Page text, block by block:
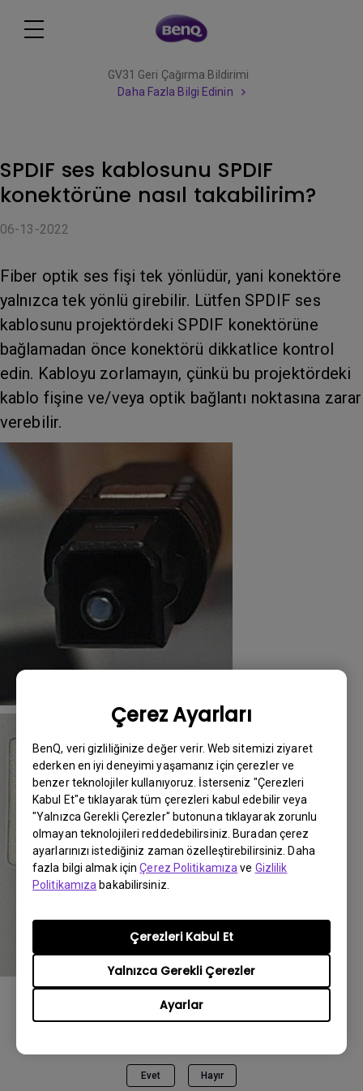
Çerez Ayarları
BenQ, veri gizliliğinize değer verir. Web sitemizi ziyaret
ederken en iyi deneyimi yaşamanız için çerezler ve
benzer teknolojiler kullanıyoruz. İsterseniz "Çerezleri
Kabul Et"e tıklayarak tüm çerezleri kabul edebilir veya
"Yalnızca Gerekli Çerezler" butonuna tıklayarak zorunlu
olmayan teknolojileri reddedebilirsiniz. Buradan çerez
ayarlarınızı istediğiniz zaman özelleştirebilirsiniz. Daha
fazla bilgi almak içinÇerez Politikamıza ve Gizlilik
Politikamıza bakabilirsiniz.
Ayarlar
Yalnızca Gerekli Çerezler
Çerezleri Kabul Et
GV31 Geri Çağırma Bildirimi
Daha Fazla Bilgi Edinin
SPDIF ses kablosunu SPDIF
konektörüne nasıl takabilirim?
06-13-2022
Fiber optik ses fişi tek yönlüdür, yani konektöre
yalnızca tek yönlü girebilir. Lütfen SPDIF ses
kablosunu projektördeki SPDIF konektörüne
bağlamadan önce konektörü dikkatlice kontrol
edin. Kabloyu zorlamayın, çünkü bu projektördeki
kablo fişine ve/veya optik bağlantı noktasına zarar
verebilir.
Bu bilgi yardımcı oldu mu?
Evet Hayır